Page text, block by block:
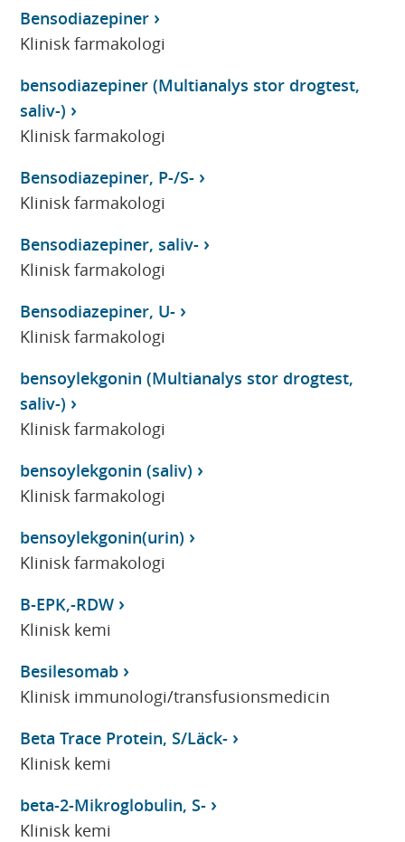
Bensodiazepiner
Klinisk farmakologi
bensodiazepiner (Multianalys stor drogtest,
saliv-)
Klinisk farmakologi
Bensodiazepiner, P-/S-
Klinisk farmakologi
Bensodiazepiner, saliv-
Klinisk farmakologi
Bensodiazepiner, U-
Klinisk farmakologi
bensoylekgonin (Multianalys stor drogtest,
saliv-)
Klinisk farmakologi
bensoylekgonin (saliv)
Klinisk farmakologi
bensoylekgonin(urin)
Klinisk farmakologi
B-EPK,-RDW
Klinisk kemi
Besilesomab
Klinisk immunologi/transfusionsmedicin
Beta Trace Protein, S/Läck-
Klinisk kemi
beta-2-Mikroglobulin, S-
Klinisk kemi